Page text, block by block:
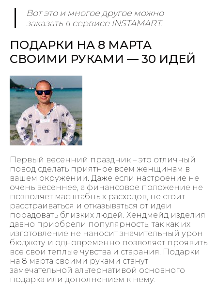
Вот это и многое другое можно
заказать в сервисе INSTAMART.
ПОДАРКИ НА 8 МАРТА
СВОИМИ РУКАМИ — 30 ИДЕЙ
Первый весенний праздник – это отличный
повод сделать приятное всем женщинам в
вашем окружении. Даже если настроение не
очень весеннее, а финансовое положение не
позволяет масштабных расходов, не стоит
расстраиваться и отказываться от идеи
порадовать близких людей. Хендмейд изделия
давно приобрели популярность, так как их
изготовление не наносит значительный урон
бюджету и одновременно позволяет проявить
все свои теплые чувства и старания. Подарки
на 8 марта своими руками станут
замечательной альтернативой основного
подарка или дополнением к нему.